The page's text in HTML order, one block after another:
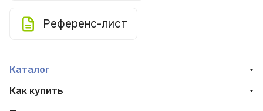
Референс-лист
Каталог
Как купить